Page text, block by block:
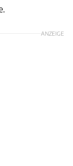
ANZEIGE